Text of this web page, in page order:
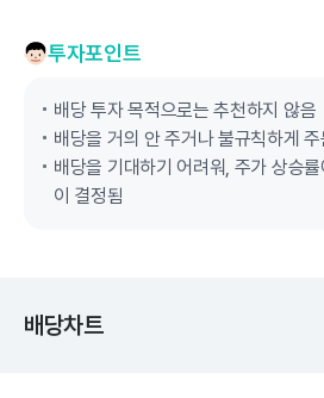
투자포인트
배당 투자 목적으로는 추천하지 않음
배당을 거의 안 주거나 불규칙하게 주
배당을 기대하기 어려워, 주가 상승
이 결정됨
배당차트